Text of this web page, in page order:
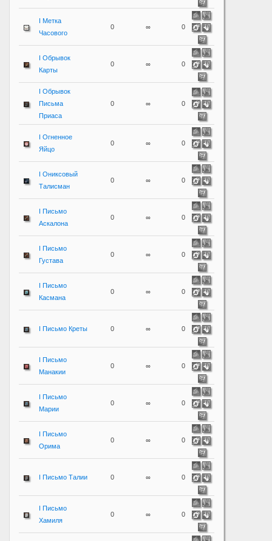
I Метка
Часового
0 ∞ 0
I Обрывок
Карты
0 ∞ 0
I Обрывок
Письма
Приаса
0 ∞ 0
I Огненное
Яйцо
0 ∞ 0
I Ониксовый
Талисман
0 ∞ 0
I Письмо
Аскалона
0 ∞ 0
I Письмо
Густава
0 ∞ 0
I Письмо
Касмана
0 ∞ 0
I Письмо Креты 0 ∞ 0
I Письмо
Манакии
0 ∞ 0
I Письмо
Марии
0 ∞ 0
I Письмо
Орима
0 ∞ 0
I Письмо Талии 0 ∞ 0
I Письмо
Хамиля
0 ∞ 0